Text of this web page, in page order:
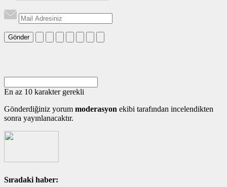
Gönder
En az 10 karakter gerekli
Gönderdiğiniz yorum moderasyon ekibi tarafından incelendikten
sonra yayınlanacaktır.
Sıradaki haber: